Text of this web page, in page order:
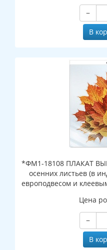
−
В
*ФМ1-18108 ПЛАКАТ
осенних листьев (в
европодвесом и
Цена
−
В